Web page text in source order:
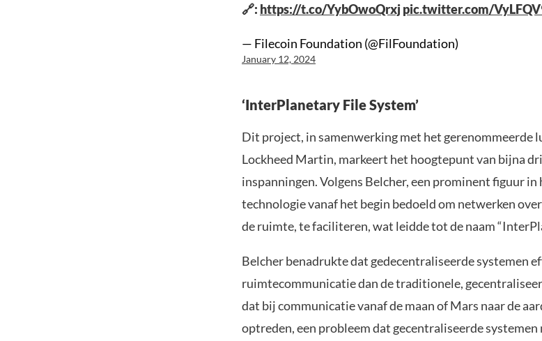
🔗: https://t.co/YybOwoQrxjpic.twitter.com/
— Filecoin Foundation (@FilFoundation)
January 12, 2024
‘InterPlanetary File System’
Dit project, in samenwerking met het
Lockheed Martin, markeert het hoogtepunt van bijna
inspanningen. Volgens Belcher, een prominent figuur in
technologie vanaf het begin bedoeld om netwerken
de ruimte, te faciliteren, wat leidde tot de naam
Belcher benadrukte dat gedecentraliseerde systemen
ruimtecommunicatie dan de traditionele,
dat bij communicatie vanaf de maan of Mars naar de
optreden, een probleem dat gecentraliseerde